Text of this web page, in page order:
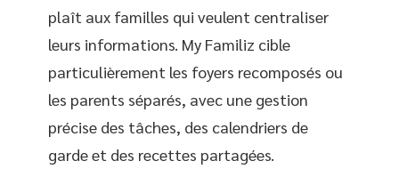
plaît aux familles qui veulent centraliser
leurs informations. My Familiz cible
particulièrement les foyers recomposés ou
les parents séparés, avec une gestion
précise des tâches, des calendriers de
garde et des recettes partagées.